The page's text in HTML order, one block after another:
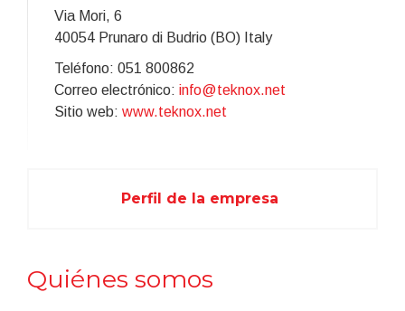
Via Mori, 6
40054 Prunaro di Budrio (BO) Italy
Teléfono: 051 800862
Correo electrónico: info@teknox.net
Sitio web: www.teknox.net
Perfil de la empresa
Quiénes somos